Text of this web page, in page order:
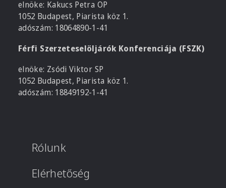
elnöke: Kakucs Petra OP
1052 Budapest, Piarista köz 1.
adószám: 18064890-1-41
Férfi Szerzeteselöljárók Konferenciája (FSZK)
elnöke: Zsódi Viktor SP
1052 Budapest, Piarista köz 1.
adószám: 18849192-1-41
Rólunk
Elérhetőség